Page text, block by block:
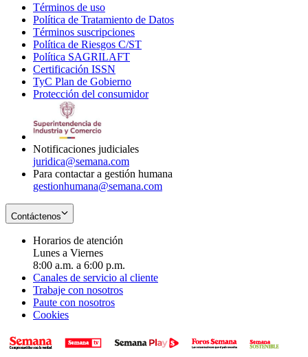
Términos de uso
in
new
window
Política de Tratamiento de Datos
Términos suscripciones
in
Política de Riesgos C/ST
Política SAGRILAFT
new
window
Certificación ISSN
in
new
TyC Plan de Gobierno
in
Protección del consumidorOpens
Notificaciones judiciales
juridica@semana.com
Para contactar a gestión humana
gestionhumana@semana.com
Contáctenos
Horarios de atención
Lunes a Viernes
8:00 a.m. a 6:00 p.m.
Canales de servicio al cliente
Trabaje con nosotros
Paute con nosotros
Cookies